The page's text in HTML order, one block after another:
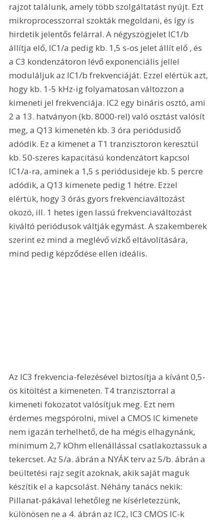
rajzot találunk, amely több szolgáltatást nyújt. Ezt
mikroprocesszorral szokták megoldani, és így is
hirdetik jelentős felárral. A négyszögjelet IC1/b
állítja elő, IC1/a pedig kb. 1,5 s-os jelet állít elő , és
a C3 kondenzátoron lévő exponenciális jellel
moduláljuk az IC1/b frekvenciáját. Ezzel elértük azt,
hogy kb. 1-5 kHz-ig folyamatosan változzon a
kimeneti jel frekvenciája. IC2 egy bináris osztó, ami
2 a 13. hatványon (kb. 8000-rel) való osztást valósít
meg, a Q13 kimenetén kb. 3 óra periódusidő
adódik. Ez a kimenet a T1 tranzisztoron keresztül
kb. 50-szeres kapacitású kondenzátort kapcsol
IC1/a-ra, aminek a 1,5 s periódusideje kb. 5 percre
adódik, a Q13 kimenete pedig 1 hétre. Ezzel
elértük, hogy 3 órás gyors frekvenciaváltozást
okozó, ill. 1 hetes igen lassú frekvenciaváltozást
kiváltó periódusok váltják egymást. A szakemberek
szerint ez mind a meglévő vízkő eltávolítására,
mind pedig képződése ellen ideális.
Az IC3 frekvencia-felezésével biztosítja a kívánt 0,5-
ös kitöltést a kimeneten. T4 tranzisztorral a
kimeneti fokozatot valósítjuk meg. Ezt nem
érdemes megspórolni, mivel a CMOS IC kimenete
nem igazán terhelhető, de ha mégis elhagynánk,
minimum 2,7 kOhm ellenállással csatlakoztassuk a
tekercset. Az 5/a. ábrán a NYÁK terv az 5/b. ábrán a
beültetési rajz segít azoknak, akik saját maguk
készítik el a kapcsolást. Néhány tanács nekik:
Pillanat-pákával lehetőleg ne kísérletezzünk,
különösen ne a 4. ábrán az IC2, IC3 CMOS IC-k